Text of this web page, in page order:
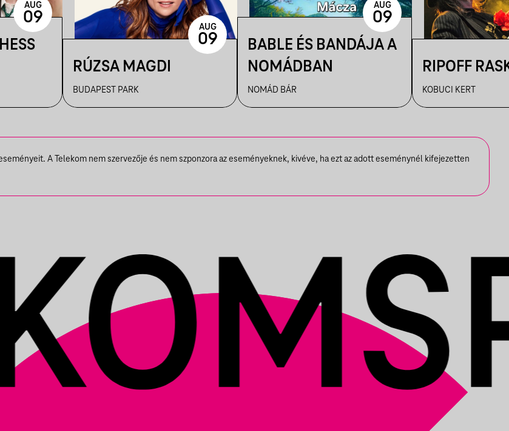
AUG
09
RÚZSA MAGDI
BUDAPEST PARK
AUG
09
BABLE ÉS BANDÁJA A
NOMÁDBAN
NOMÁD BÁR
AUG
09
RIPOFF
KOBUCI KERT
A Telekom nem szervezője és nem szponzora az eseményeknek, kivéve, ha ezt az adott eseménynél kifejezetten